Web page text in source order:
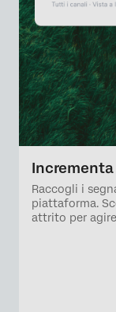
Raccogli i
piattaforma.
attrito per